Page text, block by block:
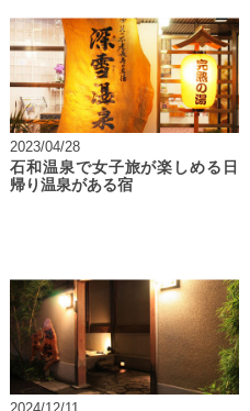
2023/04/28
石和温泉で女子旅が楽しめる日
帰り温泉がある宿